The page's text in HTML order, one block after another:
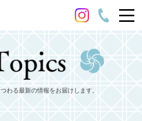
わる最新の情報をお届けします。